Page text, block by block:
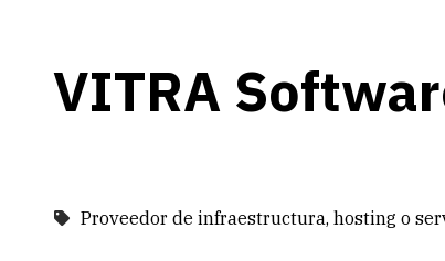
VITRA
Proveedor de infraestructura, hosting o